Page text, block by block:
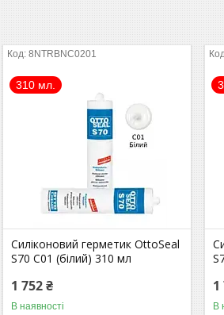
8NTRBNC0201
310 мл.
Силіконовий герметик OttoSeal
S70 С01 (білий) 310 мл
1 752 ₴
В наявності
1
В